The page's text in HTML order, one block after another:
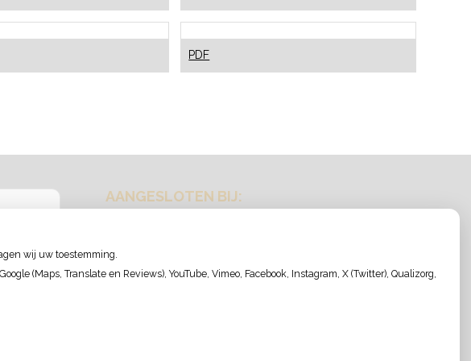
hoe
dat?
PDFZwangerschap
en
AANGESLOTEN BIJ:
wij uw toestemming.
(Maps, Translate en Reviews), YouTube, Vimeo, Facebook, Instagram, X (Twitter), Qualizorg,